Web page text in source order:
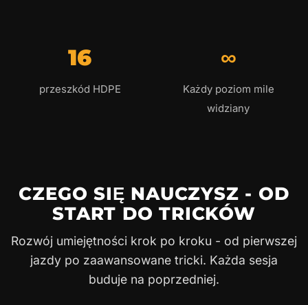
16
przeszkód HDPE
∞
Każdy poziom mile
widziany
CZEGO SIĘ NAUCZYSZ - OD
START DO TRICKÓW
Rozwój umiejętności krok po kroku - od pierwszej
jazdy po zaawansowane tricki. Każda sesja
buduje na poprzedniej.